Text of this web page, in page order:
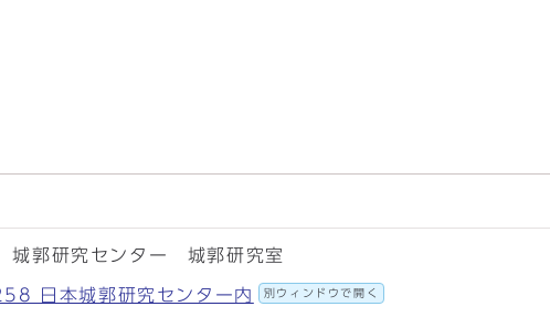
郭研究センター 城郭研究室
日本城郭研究センター内 別ウィンドウで開く